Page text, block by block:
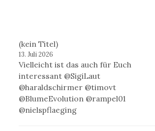
(kein Titel)
13. Juli 2026
Vielleicht ist das auch für Euch
interessant @SigiLaut
@haraldschirmer @timovt
@BlumeEvolution @rampel01
@nielspflaeging